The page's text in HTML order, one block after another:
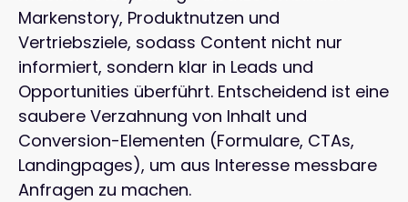
Markenstory, Produktnutzen und
Vertriebsziele, sodass Content nicht nur
informiert, sondern klar in Leads und
Opportunities überführt. Entscheidend ist eine
saubere Verzahnung von Inhalt und
Conversion-Elementen (Formulare, CTAs,
Landingpages), um aus Interesse messbare
Anfragen zu machen.